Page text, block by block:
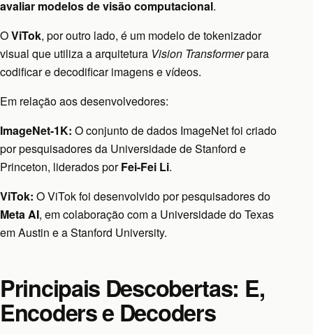
avaliar modelos de visão computacional.
OViTok, por outro lado, é um modelo de tokenizador
visual que utiliza a arquitetura Vision Transformerpara
codificar e decodificar imagens e vídeos.
Em relação aos desenvolvedores:
ImageNet-1K: O conjunto de dados ImageNet foi criado
por pesquisadores da Universidade de Stanford e
Princeton, liderados porFei-Fei Li.
ViTok: O ViTok foi desenvolvido por pesquisadores do
Meta AI, em colaboração com a Universidade do Texas
em Austin e a Stanford University.
Principais Descobertas: E,
Encoders e Decoders